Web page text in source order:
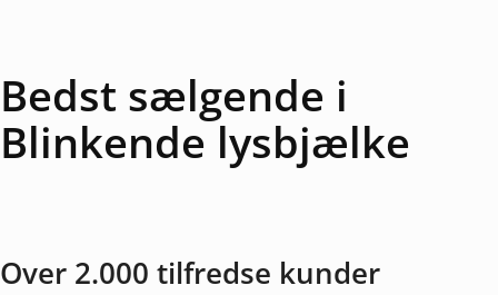
Bedst sælgende i
Blinkende lysbjælke
Over 2.000 tilfredse kunder